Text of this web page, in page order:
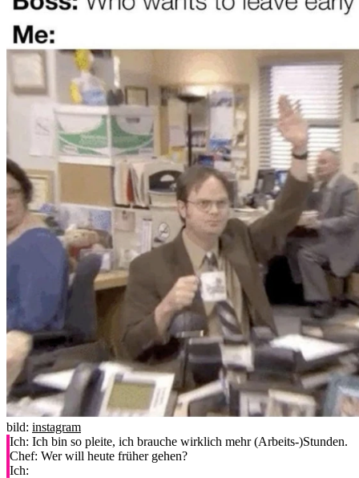
bild: instagram
Ich: Ich bin so pleite, ich brauche wirklich mehr (Arbeits-)Stunden.
Chef: Wer will heute früher gehen?
Ich: